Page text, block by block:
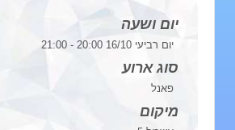
יום ושעה
יום רביעי 16/10 20:00 - 21:00
סוג ארוע